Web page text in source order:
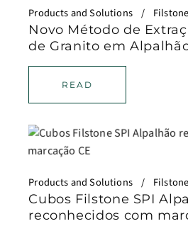
Products and Solutions Filstone
Novo Método de
de Granito em
READ
Products and Solutions Filstone
Cubos Filstone SPI
reconhecidos com